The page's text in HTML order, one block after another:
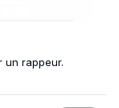
un rappeur.